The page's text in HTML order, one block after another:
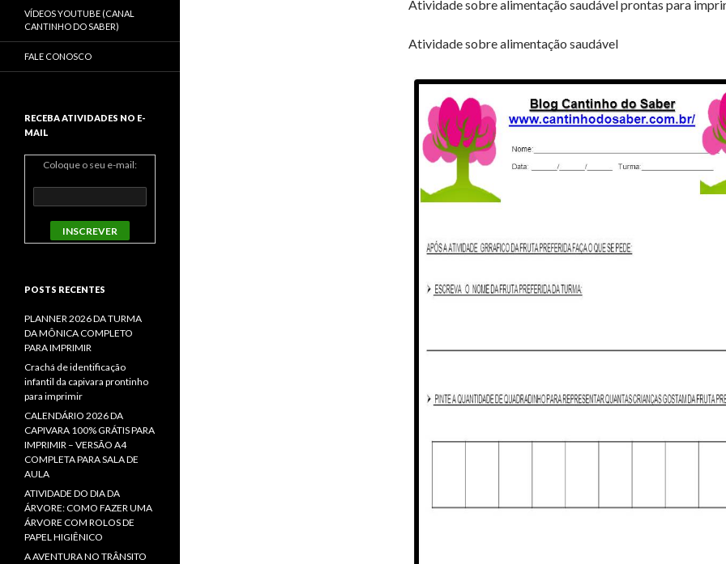
Atividade sobre alimentação saudável prontas para
Atividade sobre alimentação saudável
VÍDEOS YOUTUBE (CANAL
CANTINHO DO SABER)
FALE CONOSCO
RECEBA ATIVIDADES NO E-
MAIL
Coloque o seu e-mail:
POSTS RECENTES
PLANNER 2026 DA TURMA
DA MÔNICA COMPLETO
PARA IMPRIMIR
Crachá de identificação
infantil da capivara prontinho
para imprimir
CALENDÁRIO 2026 DA
CAPIVARA 100% GRÁTIS PARA
IMPRIMIR – VERSÃO A4
COMPLETA PARA SALA DE
AULA
ATIVIDADE DO DIA DA
ÁRVORE: COMO FAZER UMA
ÁRVORE COM ROLOS DE
PAPEL HIGIÊNICO
A AVENTURA NO TRÂNSITO